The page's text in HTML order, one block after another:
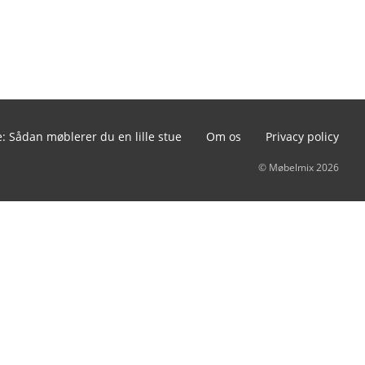
Sådan møblerer du en lille stue Om os Privacy policy
© Møbelmix 2026